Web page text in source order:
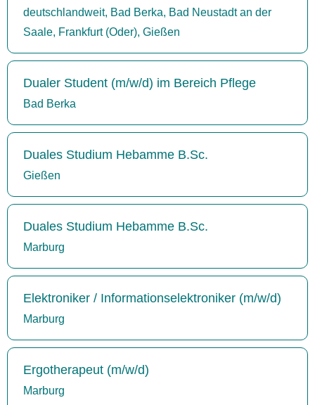
deutschlandweit, Bad Berka, Bad Neustadt an der
Saale, Frankfurt (Oder), Gießen
Dualer Student (m/w/d) im Bereich Pflege
Bad Berka
Duales Studium Hebamme B.Sc.
Gießen
Duales Studium Hebamme B.Sc.
Marburg
Elektroniker / Informationselektroniker (m/w/d)
Marburg
Ergotherapeut (m/w/d)
Marburg